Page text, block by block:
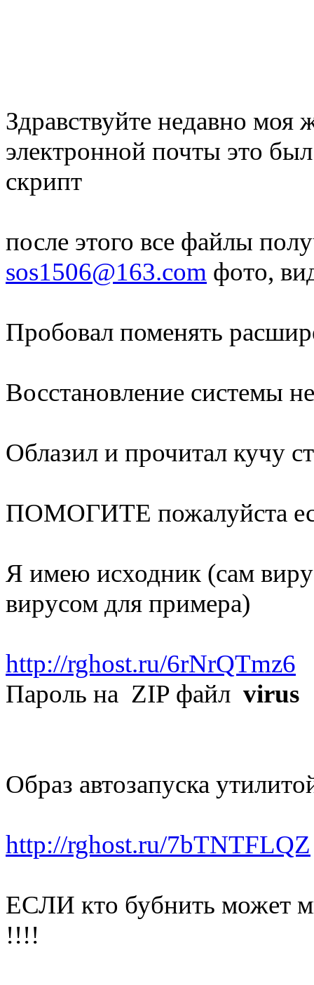
Здравствуйте недавно моя
электронной почты это
скрипт
после этого все файлы
sos1506@163.com фото,
Пробовал поменять
Восстановление системы
Облазил и прочитал кучу
ПОМОГИТЕ пожалуйста
Я имею исходник (сам
вирусом для примера)
http://rghost.ru/6rNrQTmz6
Пароль на ZIP файл virus
Образ автозапуска
http://rghost.ru/7bTNTFLQZ
ЕСЛИ кто бубнить может
!!!!